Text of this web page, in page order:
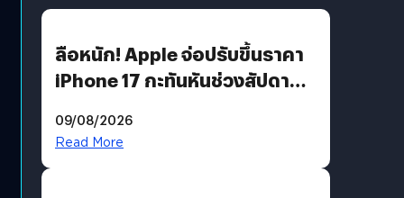
ลือหนัก! Apple จ่อปรับขึ้นราคา
iPhone 17 กะทันหันช่วงสัปดาห์ที่
09/08/2026
Read More